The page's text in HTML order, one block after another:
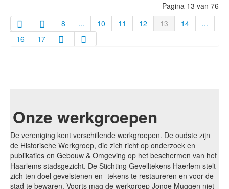
Pagina 13 van 76
8
... 10 11 12 13 14
...
16
17
Onze werkgroepen
De vereniging kent verschillende werkgroepen. De oudste zijn
de Historische Werkgroep, die zich richt op onderzoek en
publikaties en Gebouw & Omgeving op het beschermen van het
Haarlems stadsgezicht. De Stichting Gevelltekens Haerlem stelt
zich ten doel gevelstenen en -tekens te restaureren en voor de
stad te bewaren. Voorts mag de werkgroep Jonge Muggen niet